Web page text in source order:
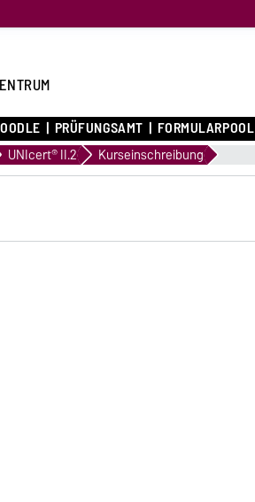
PRÜFUNGSAMT FORMULARPOOL
UNIcert® II.2 Kurseinschreibung